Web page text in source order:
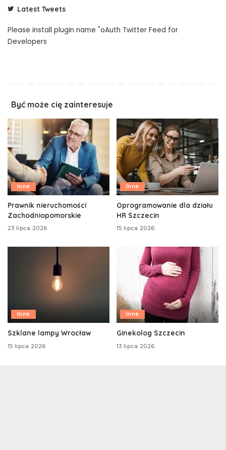
Latest Tweets
Please install plugin name "oAuth Twitter Feed for
Developers
Być może cię zainteresuje
Inne
Prawnik nieruchomości
Zachodniopomorskie
23 lipca 2026
Inne
Oprogramowanie dla działu
HR Szczecin
15 lipca 2026
Inne
Szklane lampy Wrocław
15 lipca 2026
Inne
Ginekolog Szczecin
13 lipca 2026